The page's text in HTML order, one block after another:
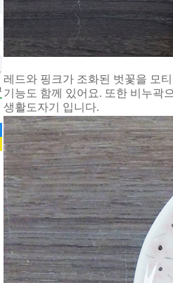
레드와 핑크가 조화된 벗꽃을 모
기능도 함께 있어요. 또한 비누곽
생활도자기 입니다.